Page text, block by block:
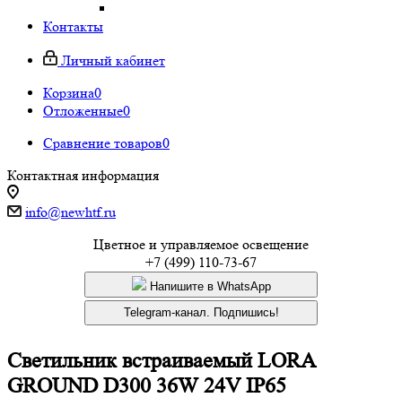
Контакты
Личный кабинет
Корзина0
Отложенные0
Сравнение товаров0
Контактная информация
info@newhtf.ru
Цветное и управляемое освещение
+7 (499) 110-73-67
Напишите в WhatsApp
Telegram-канал. Подпишись!
Светильник встраиваемый LORA
GROUND D300 36W 24V IP65